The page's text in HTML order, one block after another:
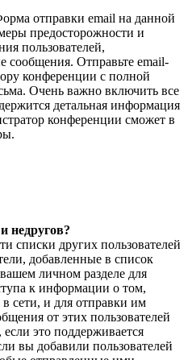
отправки email на данной
предосторожности и
пользователей,
сообщения. Отправьте email-
конференции с полной
Очень важно включить все
детальная информация
конференции сможет в
недругов?
списки других пользователей
добавленные в список
личном разделе для
к информации о том,
в сети, и для отправки им
от этих пользователей
это поддерживается
вы добавили пользователей